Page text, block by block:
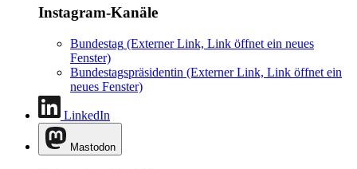
Instagram-Kanäle
Bundestag (Externer Link, Link öffnet ein neues
Fenster)
Bundestagspräsidentin (Externer Link, Link öffnet ein
neues Fenster)
LinkedIn
Mastodon